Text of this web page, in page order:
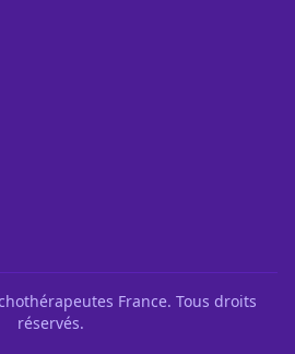
France. Tous droits
réservés.